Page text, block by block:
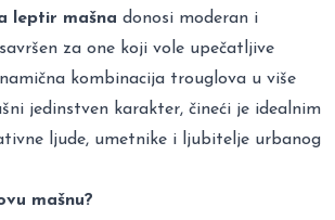
leptir mašna donosi moderan i
za one koji vole upečatljive
kombinacija trouglova u više
jedinstven karakter, čineći je idealnim
ljude, umetnike i ljubitelje urbanog
mašnu?